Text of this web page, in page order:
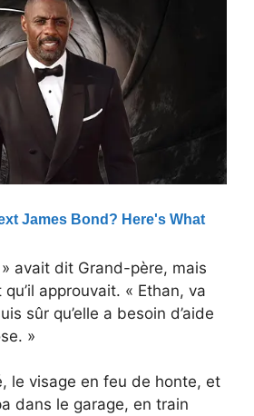
avait dit Grand-père, mais
approuvait. « Ethan, va
sûr qu’elle a besoin d’aide
»
le visage en feu de honte, et
dans le garage, en train